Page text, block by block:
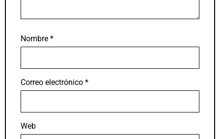
Nombre *
Correo electrónico *
Web